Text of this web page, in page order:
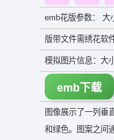
emb花版参数： 大
版带文件需绣花软
模拟图片信息：大
emb下载
图像展示了一列垂
和绿色。图案之间